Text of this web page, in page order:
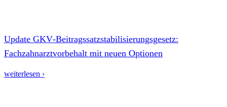
Update GKV‑Beitragssatzstabilisierungsgesetz:
Fachzahnarztvorbehalt mit neuen Optionen
weiterlesen ›